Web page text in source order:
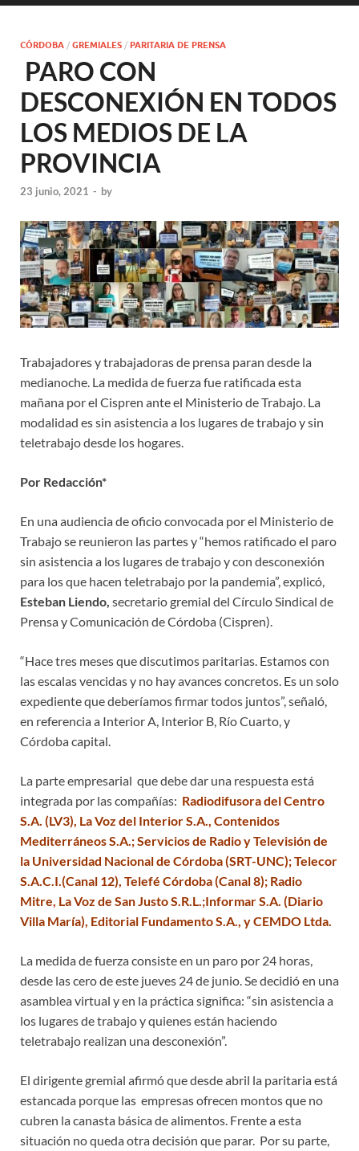
CÓRDOBA / GREMIALES / PARITARIA DE PRENSA
PARO CON
DESCONEXIÓN EN TODOS
LOS MEDIOS DE LA
PROVINCIA
23 junio, 2021 - by
Trabajadores y trabajadoras de prensa paran desde la
medianoche. La medida de fuerza fue ratificada esta
mañana por el Cispren ante el Ministerio de Trabajo. La
modalidad es sin asistencia a los lugares de trabajo y sin
teletrabajo desde los hogares.
Por Redacción*
En una audiencia de oficio convocada por el Ministerio de
Trabajo se reunieron las partes y “hemos ratificado el paro
sin asistencia a los lugares de trabajo y con desconexión
para los que hacen teletrabajo por la pandemia”, explicó,
Esteban Liendo, secretario gremial del Círculo Sindical de
Prensa y Comunicación de Córdoba (Cispren).
“Hace tres meses que discutimos paritarias. Estamos con
las escalas vencidas y no hay avances concretos. Es un solo
expediente que deberíamos firmar todos juntos”, señaló,
en referencia a Interior A, Interior B, Río Cuarto, y
Córdoba capital.
La parte empresarial que debe dar una respuesta está
integrada por las compañías: Radiodifusora del Centro
S.A. (LV3), La Voz del Interior S.A., Contenidos
Mediterráneos S.A.; Servicios de Radio y Televisión de
la Universidad Nacional de Córdoba (SRT-UNC); Telecor
S.A.C.I.(Canal 12), Telefé Córdoba (Canal 8); Radio
Mitre, La Voz de San Justo S.R.L.;Informar S.A. (Diario
Villa María), Editorial Fundamento S.A., y CEMDO Ltda.
La medida de fuerza consiste en un paro por 24 horas,
desde las cero de este jueves 24 de junio. Se decidió en una
asamblea virtual y en la práctica significa: “sin asistencia a
los lugares de trabajo y quienes están haciendo
teletrabajo realizan una desconexión”.
El dirigente gremial afirmó que desde abril la paritaria está
estancada porque las empresas ofrecen montos que no
cubren la canasta básica de alimentos. Frente a esta
situación no queda otra decisión que parar. Por su parte,